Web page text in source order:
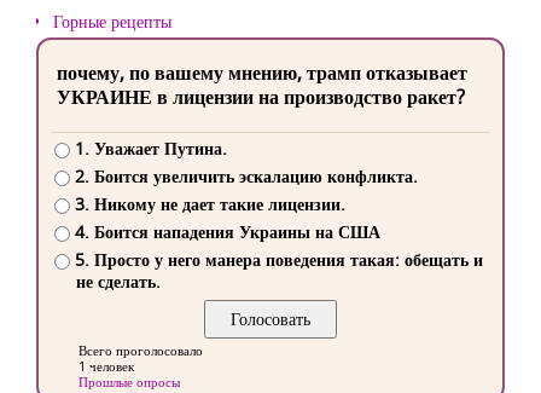
Горные рецепты
почему, по вашему мнению, трамп отказывает
УКРАИНЕ в лицензии на производство ракет?
1. Уважает Путина.
2. Боится увеличить эскалацию конфликта.
3. Никому не дает такие лицензии.
4. Боится нападения Украины на США
5. Просто у него манера поведения такая: обещать и
не сделать.
Всего проголосовало
1 человек
Прошлые опросы